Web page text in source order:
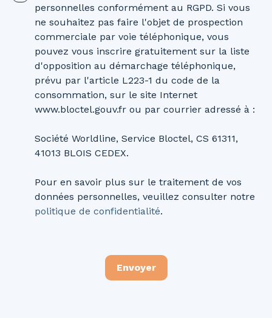
personnelles conformément au RGPD. Si vous
ne souhaitez pas faire l'objet de prospection
commerciale par voie téléphonique, vous
pouvez vous inscrire gratuitement sur la liste
d'opposition au démarchage téléphonique,
prévu par l'article L223-1 du code de la
consommation, sur le site Internet
www.bloctel.gouv.fr ou par courrier adressé à :
Société Worldline, Service Bloctel, CS 61311,
41013 BLOIS CEDEX.
Pour en savoir plus sur le traitement de vos
données personnelles, veuillez consulter notre
politique de confidentialité.
Envoyer